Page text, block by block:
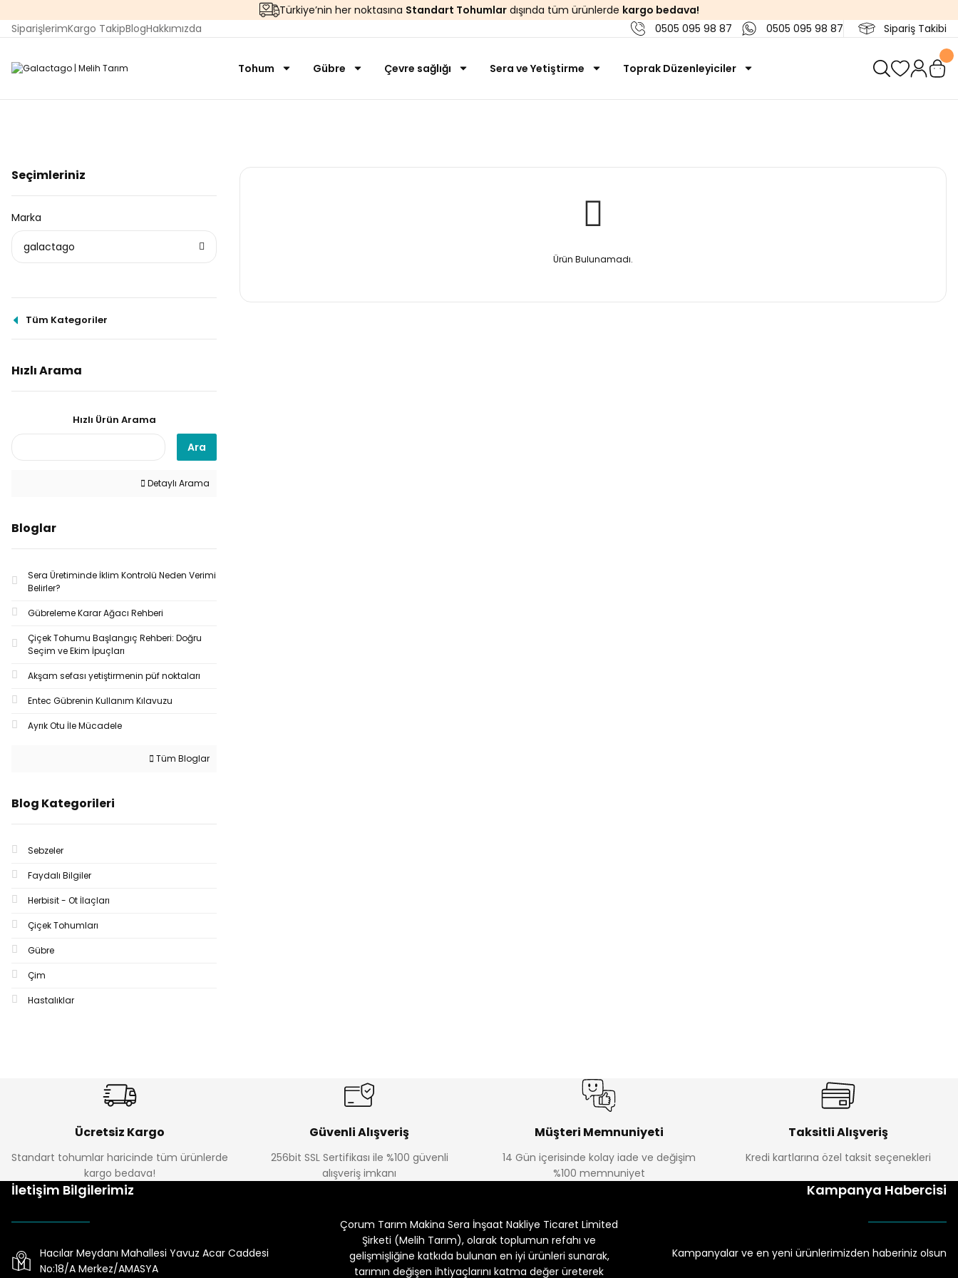
Türkiye’nin her noktasına Standart Tohumlardışında tüm ürünlerde kargo bedava!
SiparişlerimKargo TakipBlogHakkımızda 0505 095 98 87 0505 095 98 87 Sipariş Takibi
Tohum Gübre Çevre sağlığı Sera ve Yetiştirme Toprak Düzenleyiciler
Seçimleriniz
Marka
galactago
Tüm Kategoriler
Hızlı Arama
Hızlı Ürün Arama
Ara
Detaylı Arama
Bloglar
Sera Üretiminde İklim Kontrolü Neden Verimi
Belirler?
Gübreleme Karar Ağacı Rehberi
Çiçek Tohumu Başlangıç Rehberi: Doğru
Seçim ve Ekim İpuçları
Akşam sefası yetiştirmenin püf noktaları
Entec Gübrenin Kullanım Kılavuzu
Ayrık Otu İle Mücadele
Tüm Bloglar
Blog Kategorileri
Sebzeler
Faydalı Bilgiler
Herbisit - Ot İlaçları
Çiçek Tohumları
Gübre
Çim
Hastalıklar
Ürün Bulunamadı.
Ücretsiz Kargo
Standart tohumlar haricinde tüm ürünlerde
kargo bedava!
Güvenli Alışveriş
256bit SSL Sertifikası ile %100 güvenli
alışveriş imkanı
Müşteri Memnuniyeti
14 Gün içerisinde kolay iade ve değişim
%100 memnuniyet
Taksitli Alışveriş
Kredi kartlarına özel taksit seçenekleri
İletişim Bilgilerimiz
Hacılar Meydanı Mahallesi Yavuz Acar Caddesi
No:18/A Merkez/AMASYA
Çorum Tarım Makina Sera İnşaat Nakliye Ticaret Limited
Şirketi (Melih Tarım), olarak toplumun refahı ve
gelişmişliğine katkıda bulunan en iyi ürünleri sunarak,
tarımın değişen ihtiyaçlarını katma değer üreterek
Kampanya Habercisi
Kampanyalar ve en yeni ürünlerimizden haberiniz olsun